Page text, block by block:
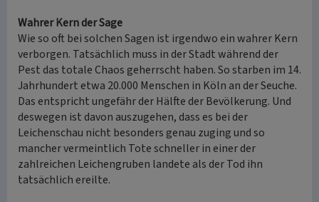
Wahrer Kern der Sage
Wie so oft bei solchen Sagen ist irgendwo ein wahrer Kern
verborgen. Tatsächlich muss in der Stadt während der
Pest das totale Chaos geherrscht haben. So starben im 14.
Jahrhundert etwa 20.000 Menschen in Köln an der Seuche.
Das entspricht ungefähr der Hälfte der Bevölkerung. Und
deswegen ist davon auszugehen, dass es bei der
Leichenschau nicht besonders genau zuging und so
mancher vermeintlich Tote schneller in einer der
zahlreichen Leichengruben landete als der Tod ihn
tatsächlich ereilte.